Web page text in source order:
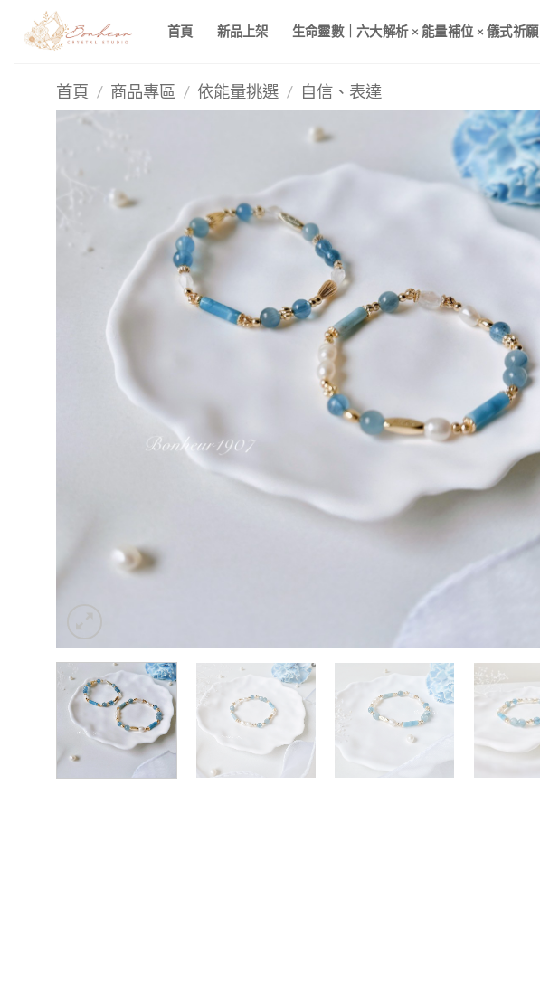
首頁 新品上架 生命靈數｜六大解析 × 能量補位 × 儀式祈願
首頁 / 商品專區 / 依能量挑選 / 自信、表達